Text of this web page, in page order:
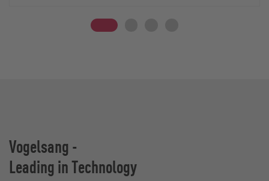
Vogelsang -
Leading in Technology